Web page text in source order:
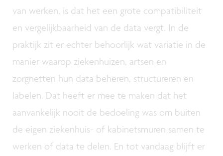
van werken, is dat het een grote compatibiliteit
en vergelijkbaarheid van de data vergt. In de
praktijk zit er echter behoorlijk wat variatie in de
manier waarop ziekenhuizen, artsen en
zorgnetten hun data beheren, structureren en
labelen. Dat heeft er mee te maken dat het
aanvankelijk nooit de bedoeling was om buiten
de eigen ziekenhuis- of kabinetsmuren samen te
werken of data te delen. En tot vandaag blijft er